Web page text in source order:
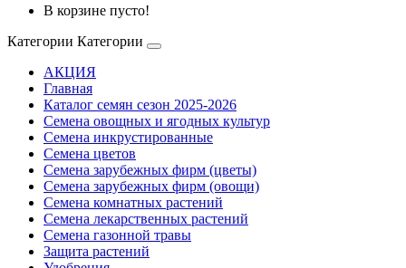
В корзине пусто!
Категории Категории
АКЦИЯ
Главная
Каталог семян сезон 2025-2026
Семена овощных и ягодных культур
Семена инкрустированные
Семена цветов
Семена зарубежных фирм (цветы)
Семена зарубежных фирм (овощи)
Семена комнатных растений
Семена лекарственных растений
Семена газонной травы
Защита растений